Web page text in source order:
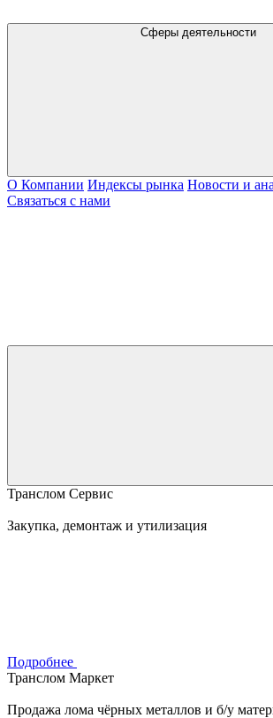
Сферы деятельности
О Компании Индексы рынка Новости и
Связаться с нами
Транслом Сервис
Закупка, демонтаж и утилизация
Подробнее
Транслом Маркет
Продажа лома чёрных металлов и б/у